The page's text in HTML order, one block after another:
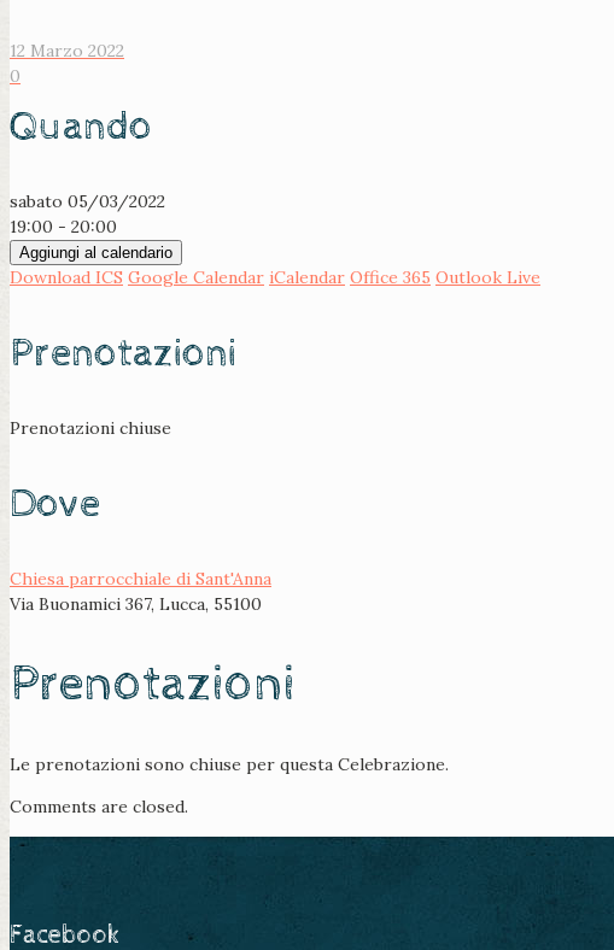
12 Marzo 2022
0
Quando
sabato 05/03/2022
19:00 - 20:00
Aggiungi al calendario
Download ICS Google Calendar iCalendar Office 365 Outlook Live
Prenotazioni
Prenotazioni chiuse
Dove
Chiesa parrocchiale di Sant'Anna
Via Buonamici 367, Lucca, 55100
Prenotazioni
Le prenotazioni sono chiuse per questa Celebrazione.
Comments are closed.
Facebook